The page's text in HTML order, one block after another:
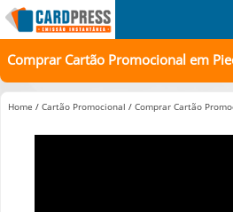
Comprar Cartão Promocional em
Home / Cartão Promocional / Comprar Cartão